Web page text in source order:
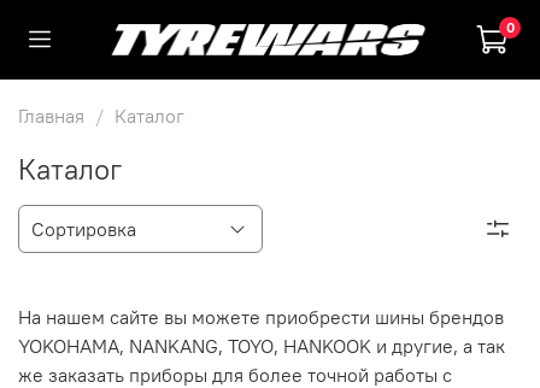
0
Главная Каталог
Каталог
На нашем сайте вы можете приобрести шины брендов
YOKOHAMA, NANKANG, TOYO, HANKOOK и другие, а так
же заказать приборы для более точной работы с